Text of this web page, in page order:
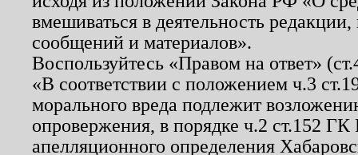
вмешиваться в деятельность
сообщений и материалов».
Воспользуйтесь «Правом на ответ»
«В соответствии с положением ч.3
морального вреда подлежит
опровержения, в порядке ч.2 ст.152
апелляционного определения